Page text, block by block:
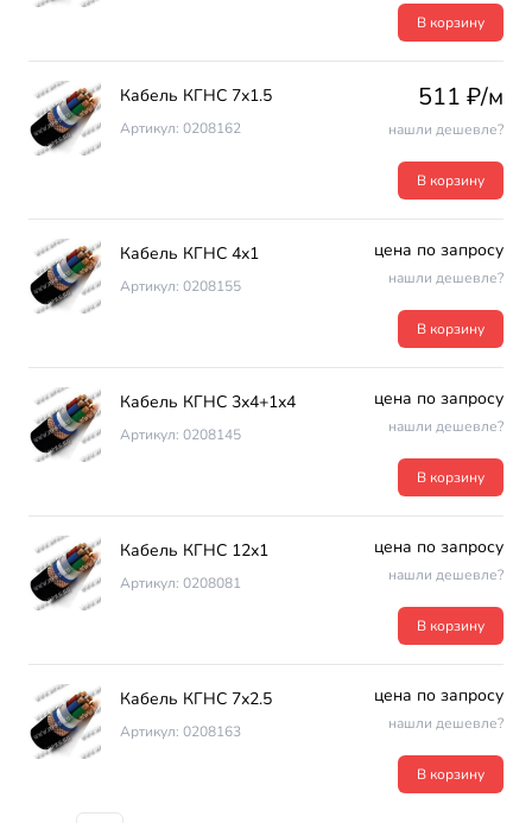
В корзину
Кабель КГНС 7х1.5
Артикул: 0208162
511 ₽/м
нашли дешевле?
В корзину
Кабель КГНС 4х1
Артикул: 0208155
цена по запросу
нашли дешевле?
В корзину
Кабель КГНС 3х4+1х4
Артикул: 0208145
цена по запросу
нашли дешевле?
В корзину
Кабель КГНС 12х1
Артикул: 0208081
цена по запросу
нашли дешевле?
В корзину
Кабель КГНС 7х2.5
Артикул: 0208163
цена по запросу
нашли дешевле?
В корзину